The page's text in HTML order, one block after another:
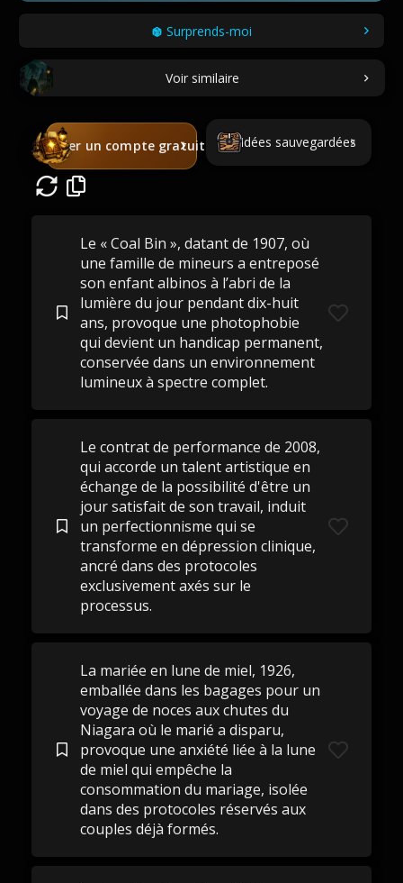
Surprends-moi
Voir similaire
Créer un compte gratuit Idées sauvegardées
Le « Coal Bin », datant de 1907, où
une famille de mineurs a entreposé
son enfant albinos à l’abri de la
lumière du jour pendant dix-huit
ans, provoque une photophobie
qui devient un handicap permanent,
conservée dans un environnement
lumineux à spectre complet.
Le contrat de performance de 2008,
qui accorde un talent artistique en
échange de la possibilité d'être un
jour satisfait de son travail, induit
un perfectionnisme qui se
transforme en dépression clinique,
ancré dans des protocoles
exclusivement axés sur le
processus.
La mariée en lune de miel, 1926,
emballée dans les bagages pour un
voyage de noces aux chutes du
Niagara où le marié a disparu,
provoque une anxiété liée à la lune
de miel qui empêche la
consommation du mariage, isolée
dans des protocoles réservés aux
couples déjà formés.